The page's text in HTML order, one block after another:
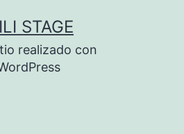
STAGE
realizado con